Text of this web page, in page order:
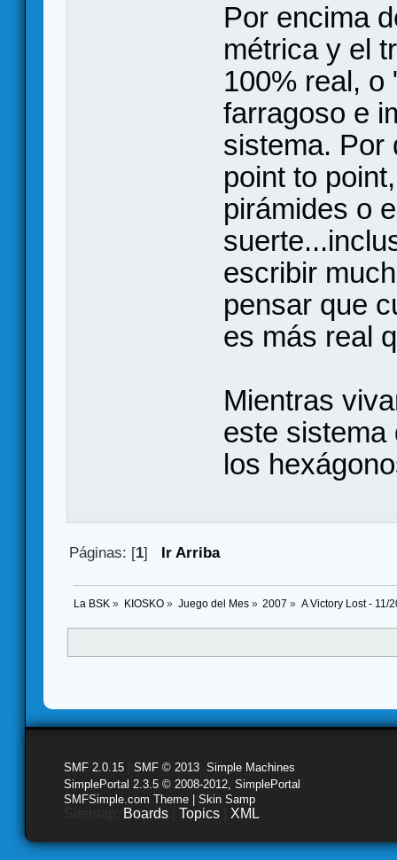
Por encima
métrica y el
100% real, o
farragoso e
sistema. Por
point to
pirámides o
escribir
pensar que
es más real
Mientras
este sistema
los
Páginas: [1] Ir Arriba
La BSK » KIOSKO» Juego del Mes» 2007 » A Victory Lost - 11/
SMF 2.0.15 SMF © 2013 Simple Machines
SimplePortal 2.3.5 © 2008-2012, SimplePortal
SMFSimple.com Theme | Skin Samp
Boards Topics XML